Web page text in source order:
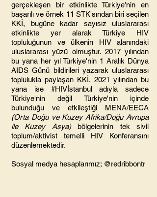
gerçekleşen bir etkinlikte Türkiye'nin en
başarılı ve örnek 11 STK'sından biri seçilen
KKİ, bugüne kadar sayısız uluslararası
etkinlikte yer alarak Türkiye HIV
topluluğunun ve ülkenin HIV alanındaki
uluslararası yüzü olmuştur. 2017 yılından
bu yana her yıl Türkiye'nin 1 Aralık Dünya
AIDS Günü bildirileri yazarak uluslararası
toplulukla paylaşan KKİ, 2021 yılından bu
yana ise #HIVİstanbul adıyla sadece
Türkiye'nin değil Türkiye'nin içinde
bulunduğu ve etkileştiği MENA/EECA
(Orta Doğu ve Kuzey Afrika/Doğu Avrupa
ile Kuzey Asya)bölgelerinin tek sivil
toplum/aktivist temelli HIV Konferansını
düzenlemektedir.
Sosyal medya hesaplarımız; @redribbontr